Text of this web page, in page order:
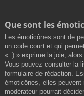
Que sont les
Les émoticônes sont de
un code court et qui
« :) » exprime la joie, alors
Vous pouvez consulter la
formulaire de rédaction.
émoticônes, elles peuvent
modérateur pourrait